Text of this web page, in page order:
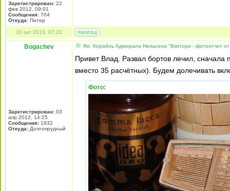
Зарегистрирован: 22
фев 2012, 09:01
Сообщения: 704
Откуда: Питер
20 окт 2013, 07:22
Bogachev
Зарегистрирован: 03
апр 2012, 14:25
Сообщения: 1832
Откуда: Долгопрудный
Re: Корабль Адмирала Нельсона "Виктори - фотоотчет
Привет Влад. Развал бортов лечил,
вместо 35 расчётных). Будем долечивать
Фото: